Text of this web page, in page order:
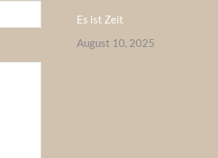
Es ist Zeit
August 10, 2025